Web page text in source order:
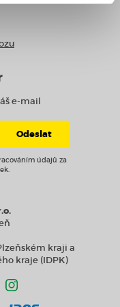
e-mail
údajů za
kraji a
kraje (IDPK)